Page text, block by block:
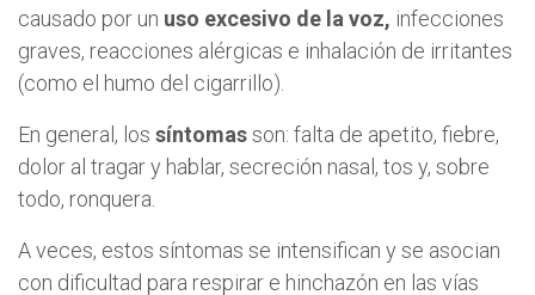
causado por un uso excesivo de la voz, infecciones
graves, reacciones alérgicas e inhalación de irritantes
(como el humo del cigarrillo).
En general, los síntomasson: falta de apetito, fiebre,
dolor al tragar y hablar, secreción nasal, tos y, sobre
todo, ronquera.
A veces, estos síntomas se intensifican y se asocian
con dificultad para respirar e hinchazón en las vías